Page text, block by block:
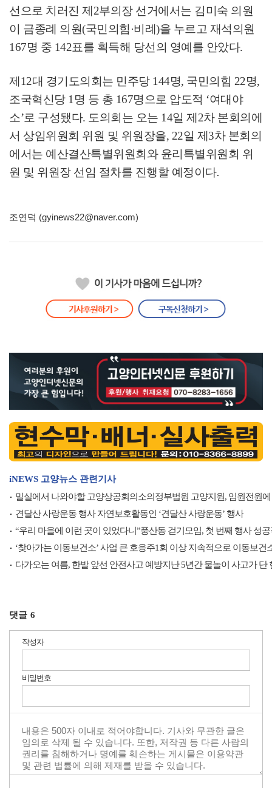
선으로 치러진 제2부의장 선거에서는 김미숙 의원
이 금종례 의원(국민의힘 ·비례)을 누르고 재석의원
167명 중 142표를 획득해 당선의 영예를 안았다.
제12대 경기도의회는 민주당 144명, 국민의힘 22명,
조국혁신당 1 명 등 총 167명으로 압도적 ‘여대야
소’로 구성됐다. 도의회는 오는 14일 제2차 본회의에
서 상임위원회 위원 및 위원장을, 22일 제3차 본회의
에서는 예산결산특별위원회와 윤리특별위원회 위
원 및 위원장 선임 절차를 진행할 예정이다.
조연덕 (gyinews22@naver.com)
iNEWS 고양뉴스 관련기사
밀실에서 나와야할 고양상공회의소의정부법원 고양지원, 임원전원
견달산 사랑운동 행사 자연보호활동인 ‘견달산 사랑운동’ 행사
“우리 마을에 이런 곳이 있었다니”풍산동 걷기모임, 첫 번째 행사 성
‘찾아가는 이동보건소’ 사업 큰 호응주1회 이상 지속적으로 이동보건
다가오는 여름, 한발 앞선 안전사고 예방지난 5년간 물놀이 사고가 단
댓글 6
작성자
비밀번호